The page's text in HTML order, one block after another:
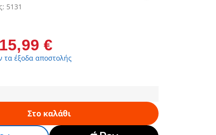
5131
15,99 €
τα έξοδα αποστολής
Στο καλάθι